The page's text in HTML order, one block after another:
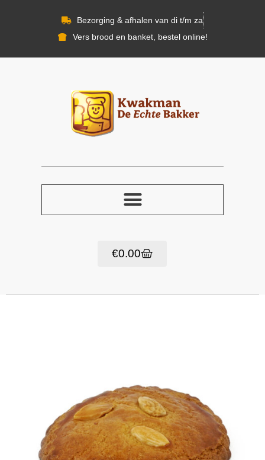
Bezorging & afhalen van di t/m za
Vers brood en banket, bestel online!
€0.00